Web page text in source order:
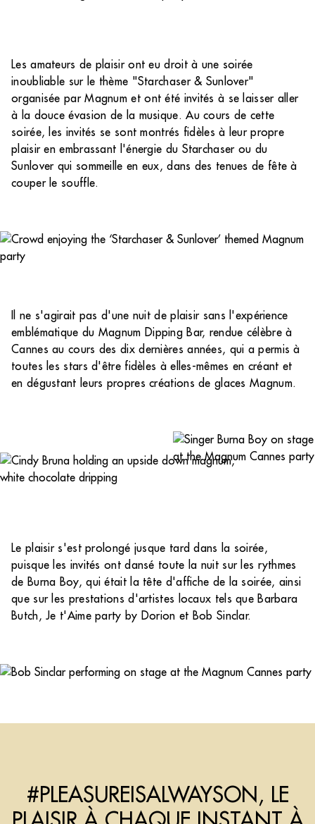
Les amateurs de plaisir ont eu droit à une soirée
inoubliable sur le thème "Starchaser & Sunlover"
organisée par Magnum et ont été invités à se laisser aller
à la douce évasion de la musique. Au cours de cette
soirée, les invités se sont montrés fidèles à leur propre
plaisir en embrassant l'énergie du Starchaser ou du
Sunlover qui sommeille en eux, dans des tenues de fête à
couper le souffle.
Il ne s'agirait pas d'une nuit de plaisir sans l'expérience
emblématique du Magnum Dipping Bar, rendue célèbre à
Cannes au cours des dix dernières années, qui a permis à
toutes les stars d'être fidèles à elles-mêmes en créant et
en dégustant leurs propres créations de glaces Magnum.
Le plaisir s'est prolongé jusque tard dans la soirée,
puisque les invités ont dansé toute la nuit sur les rythmes
de Burna Boy, qui était la tête d'affiche de la soirée, ainsi
que sur les prestations d'artistes locaux tels que Barbara
Butch, Je t'Aime party by Dorion et Bob Sinclar.
#PLEASUREISALWAYSON, LE